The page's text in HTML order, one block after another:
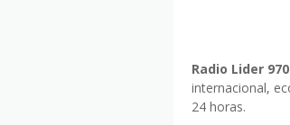
Radio Lider
internacional,
24 horas.